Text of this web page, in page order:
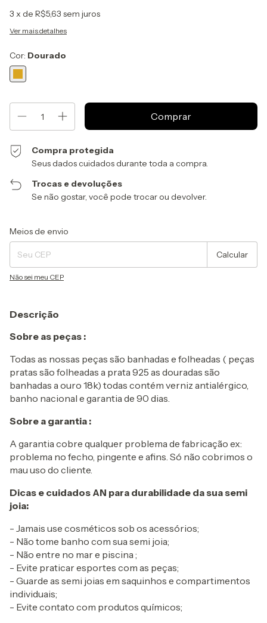
3 x de R$5,63 sem juros
Ver mais detalhes
Cor: Dourado
Compra protegida
Seus dados cuidados durante toda a compra.
Trocas e devoluções
Se não gostar, você pode trocar ou devolver.
Entregas para o CEP:
Meios de envio
Calcular
Não sei meu CEP
Descrição
Sobre as peças :
Todas as nossas peças são banhadas e folheadas ( peças
pratas são folheadas a prata 925 as douradas são
banhadas a ouro 18k) todas contém verniz antialérgico,
banho nacional e garantia de 90 dias.
Sobre a garantia :
A garantia cobre qualquer problema de fabricação ex:
problema no fecho, pingente e afins. Só não cobrimos o
mau uso do cliente.
Dicas e cuidados AN para durabilidade da sua semi
joia:
- Jamais use cosméticos sob os acessórios;
- Não tome banho com sua semi joia;
- Não entre no mar e piscina ;
- Evite praticar esportes com as peças;
- Guarde as semi joias em saquinhos e compartimentos
individuais;
- Evite contato com produtos químicos;